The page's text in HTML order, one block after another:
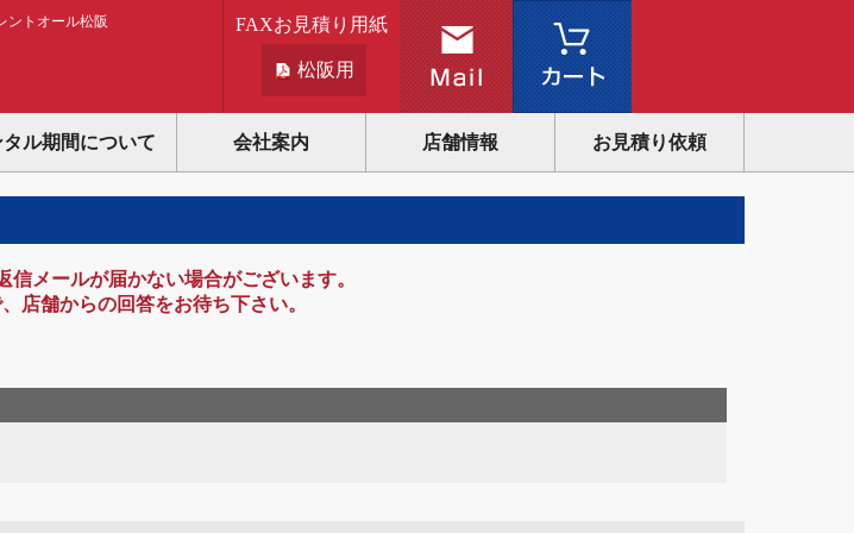
ントオール松阪 FAXお見積り用紙
松阪用
タル期間について 会社案内 店舗情報 お見積り依頼
メールが届かない場合がございます。
店舗からの回答をお待ち下さい。